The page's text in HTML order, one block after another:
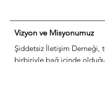
Vizyon ve Misyonumuz
Şiddetsiz İletişim Derneği,
birbiriyle bağ içinde